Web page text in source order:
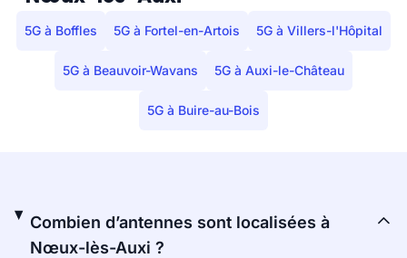
5G à Boffles 5G à Fortel-en-Artois 5G à Villers-l'Hôpital
5G à Beauvoir-Wavans 5G à Auxi-le-Château
5G à Buire-au-Bois
Combien d’antennes sont localisées à
Nœux-lès-Auxi ?